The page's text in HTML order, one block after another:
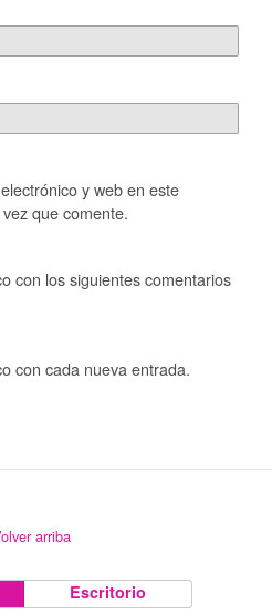
y web en este
que comente.
con los siguientes comentarios
con cada nueva entrada.
arriba
Escritorio